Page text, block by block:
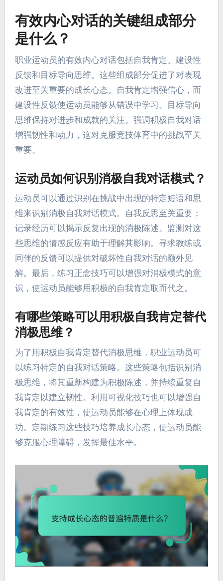
有效内心对话的关键组成部分
是什么？
职业运动员的有效内心对话包括自我肯定、建设性
反馈和目标导向思维。这些组成部分促进了对表现
改进至关重要的成长心态。自我肯定增强信心，而
建设性反馈使运动员能够从错误中学习。目标导向
思维保持对进步和成就的关注。强调积极自我对话
增强韧性和动力，这对克服竞技体育中的挑战至关
重要。
运动员如何识别消极自我对话模式？
运动员可以通过识别在挑战中出现的特定短语和思
维来识别消极自我对话模式。自我反思至关重要；
记录经历可以揭示反复出现的消极陈述。监测对这
些思维的情感反应有助于理解其影响。寻求教练或
同伴的反馈可以提供对破坏性自我对话的额外见
解。最后，练习正念技巧可以增强对消极模式的意
识，使运动员能够用积极的自我肯定取而代之。
有哪些策略可以用积极自我肯定替代
消极思维？
为了用积极自我肯定替代消极思维，职业运动员可
以练习特定的自我对话策略。这些策略包括识别消
极思维，将其重新构建为积极陈述，并持续重复自
我肯定以建立韧性。利用可视化技巧也可以增强自
我肯定的有效性，使运动员能够在心理上体现成
功。定期练习这些技巧培养成长心态，使运动员能
够克服心理障碍，发挥最佳水平。